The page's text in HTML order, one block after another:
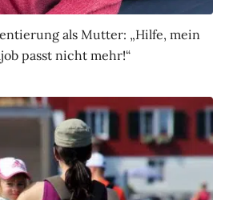
als Mutter: „Hilfe, mein
passt nicht mehr!“